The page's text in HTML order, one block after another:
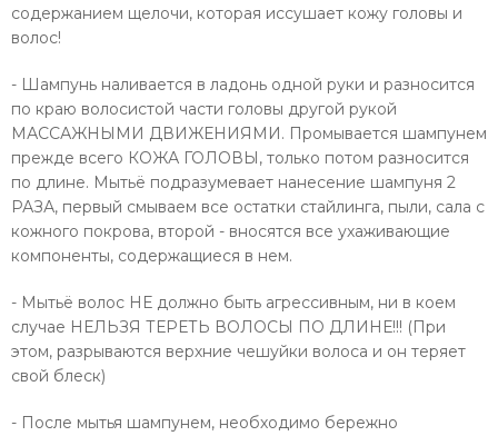
содержанием щелочи, которая иссушает кожу головы и
волос!
- Шампунь наливается в ладонь одной руки и разносится
по краю волосистой части головы другой рукой
МАССАЖНЫМИ ДВИЖЕНИЯМИ. Промывается шампунем
прежде всего КОЖА ГОЛОВЫ, только потом разносится
по длине. Мытьё подразумевает нанесение шампуня 2
РАЗА, первый смываем все остатки стайлинга, пыли, сала с
кожного покрова, второй - вносятся все ухаживающие
компоненты, содержащиеся в нем.
- Мытьё волос НЕ должно быть агрессивным, ни в коем
случае НЕЛЬЗЯ ТЕРЕТЬ ВОЛОСЫ ПО ДЛИНЕ!!! (При
этом, разрываются верхние чешуйки волоса и он теряет
свой блеск)
- После мытья шампунем, необходимо бережно